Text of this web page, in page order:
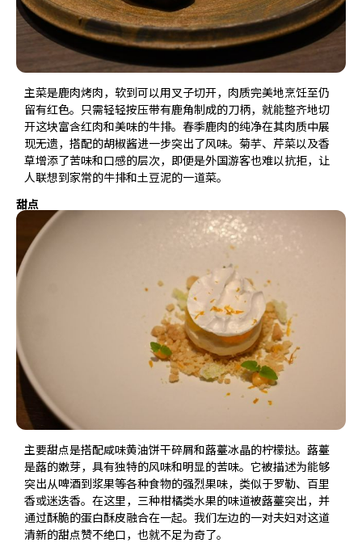
主菜是鹿肉烤肉，软到可以用叉子切开，肉质完美地烹饪至仍
留有红色。只需轻轻按压带有鹿角制成的刀柄，就能整齐地切
开这块富含红肉和美味的牛排。春季鹿肉的纯净在其肉质中展
现无遗，搭配的胡椒酱进一步突出了风味。菊芋、芹菜以及香
草增添了苦味和口感的层次，即便是外国游客也难以抗拒，让
人联想到家常的牛排和土豆泥的一道菜。
甜点
主要甜点是搭配咸味黄油饼干碎屑和蕗薹冰晶的柠檬挞。蕗薹
是蕗的嫩芽，具有独特的风味和明显的苦味。它被描述为能够
突出从啤酒到浆果等各种食物的强烈果味，类似于罗勒、百里
香或迷迭香。在这里，三种柑橘类水果的味道被蕗薹突出，并
通过酥脆的蛋白酥皮融合在一起。我们左边的一对夫妇对这道
清新的甜点赞不绝口，也就不足为奇了。